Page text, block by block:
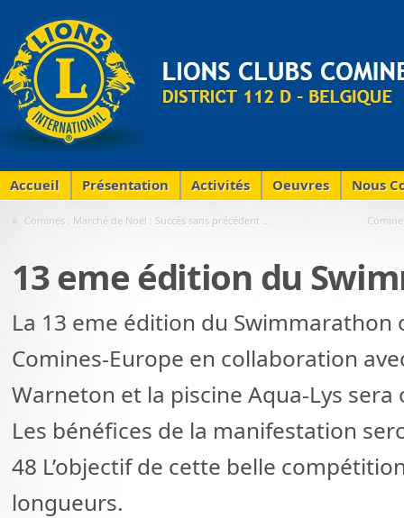
Accueil Présentation Activités Oeuvres Nous
« Comines : Marché de Noël : Succès sans précédent …
13 eme édition du
La 13 eme édition du Swimmarathon
Comines-Europe en collaboration
Warneton et la piscine Aqua-Lys
Les bénéfices de la manifestation
48 L’objectif de cette belle
longueurs.